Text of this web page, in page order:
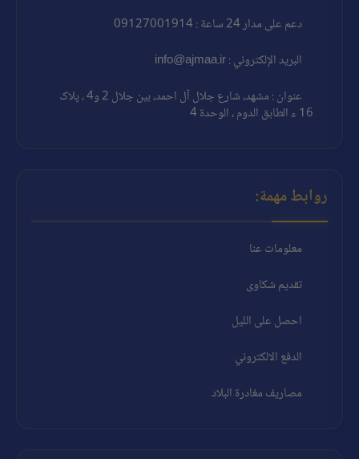
دعم على مدار 24 ساعة : 09127001914
البريد الإلكتروني : info@ajmaa.ir
عنوان : مشهد، شارع جلال آل احمد، بين جلال 2 و4 ، پلاک
16 ء الطابق الدوم ، الوحدة 4
روابط مهمة:
معلومات عنا
تقديم شكاوى
احصل على الليل
الدفع الالكتروني
مصاريف مغادرة البلاد